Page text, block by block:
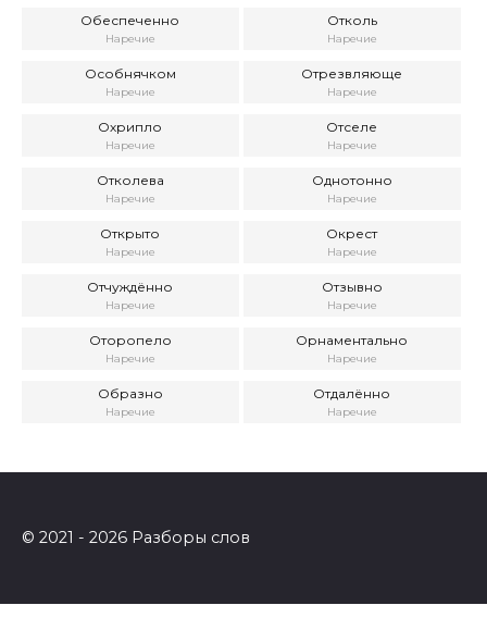
Обеспеченно
Наречие
Отколь
Наречие
Особнячком
Наречие
Отрезвляюще
Наречие
Охрипло
Наречие
Отселе
Наречие
Отколева
Наречие
Однотонно
Наречие
Открыто
Наречие
Окрест
Наречие
Отчуждённо
Наречие
Отзывно
Наречие
Оторопело
Наречие
Орнаментально
Наречие
Образно
Наречие
Отдалённо
Наречие
© 2021 - 2026 Разборы слов